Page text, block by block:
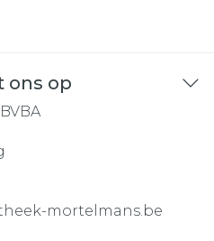
ons op
mortelmans.be